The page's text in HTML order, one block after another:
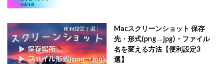
Macスクリーンショット 保存
先・形式(png→jpg)・ファイル
名を変える方法【便利設定3
選】